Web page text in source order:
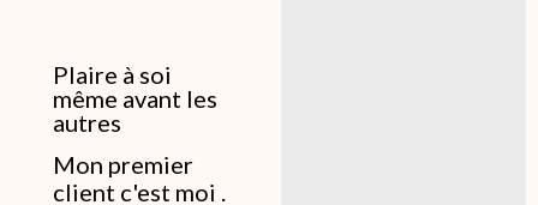
Plaire à soi
même avant les
autres
Mon premier
client c'est moi .